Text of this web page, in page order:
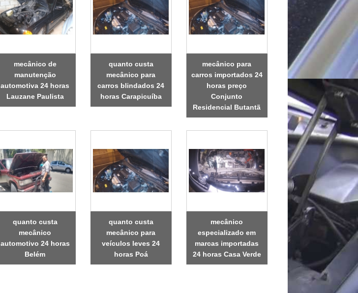
mecânico de
manutenção
automotiva 24 horas
Lauzane Paulista
quanto custa
mecânico para
carros blindados 24
horas Carapicuíba
mecânico para
carros importados 24
horas preço
Conjunto
Residencial Butantã
quanto custa
mecânico
automotivo 24 horas
Belém
quanto custa
mecânico para
veículos leves 24
horas Poá
mecânico
especializado em
marcas importadas
24 horas Casa Verde